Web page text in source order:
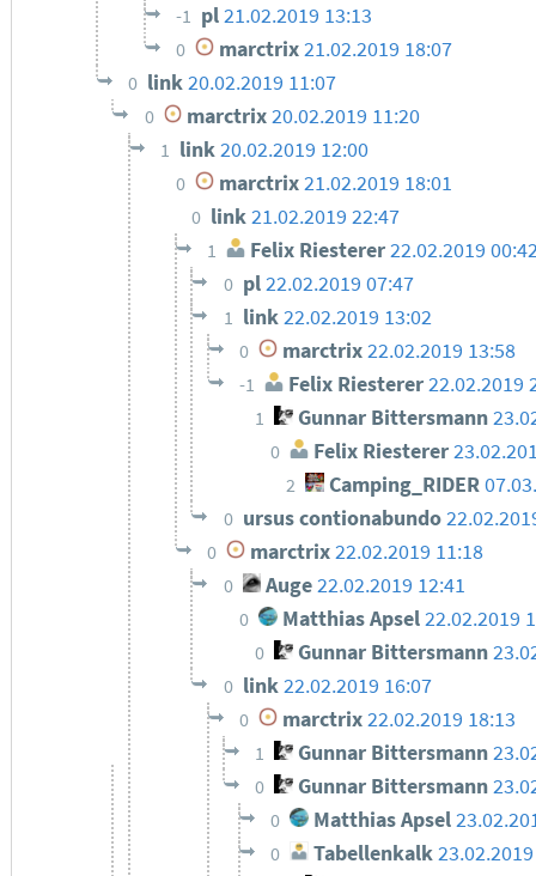
-1 pl21.02.2019 13:13
0 marctrix21.02.2019 18:07
0 link20.02.2019 11:07
0 marctrix20.02.2019 11:20
1 link20.02.2019 12:00
0 marctrix21.02.2019 18:01
0 link21.02.2019 22:47
1 Felix Riesterer22.02.2019
0 pl22.02.2019 07:47
1 link22.02.2019 13:02
0 marctrix 22.02.2019 13:58
-1 Felix Riesterer 22.02.2019
1 Gunnar Bittersmann
0 Felix Riesterer
2 Camping_RIDER
0 ursus contionabundo
0 marctrix22.02.2019 11:18
0 Auge22.02.2019 12:41
0 Matthias Apsel 22.02.2019
0 Gunnar Bittersmann
0 link22.02.2019 16:07
0 marctrix 22.02.2019 18:13
1 Gunnar Bittersmann
0 Gunnar Bittersmann
0 Matthias Apsel
0 Tabellenkalk